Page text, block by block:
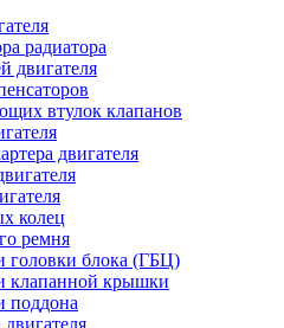
радиатора
двигателя
втулок клапанов
двигателя
колец
ремня
головки блока (ГБЦ)
клапанной крышки
поддона